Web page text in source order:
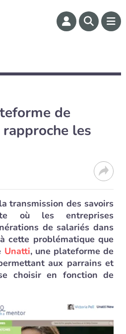
de
les
transmission des savoirs
où les entreprises
de salariés dans
cette problématique que
Unatti, une plateforme de
aux parrains et
choisir en fonction de